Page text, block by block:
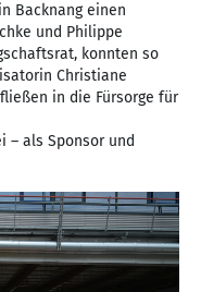
Backnang einen
und Philippe
konnten so
Christiane
in die Fürsorge für
– als Sponsor und